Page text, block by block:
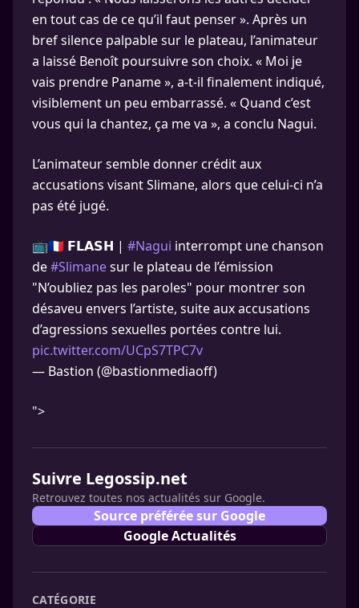
en tout cas de ce qu’il faut penser ». Après un
bref silence palpable sur le plateau, l’animateur
a laissé Benoît poursuivre son choix. « Moi je
vais prendre Paname », a-t-il finalement indiqué,
visiblement un peu embarrassé. « Quand c’est
vous qui la chantez, ça me va », a conclu Nagui.
L’animateur semble donner crédit aux
accusations visant Slimane, alors que celui-ci n’a
pas été jugé.
📺🇫🇷 𝗙𝗟𝗔𝗦𝗛 | #Nagui interrompt une chanson
de#Slimanesur le plateau de l’émission
"N’oubliez pas les paroles" pour montrer son
désaveu envers l’artiste, suite aux accusations
d’agressions sexuelles portées contre lui.
pic.twitter.com/UCpS7TPC7v
— Bastion (@bastionmediaoff)
">
Suivre Legossip.net
Retrouvez toutes nos actualités sur Google.
Source préférée sur Google
Google Actualités
CATÉGORIE